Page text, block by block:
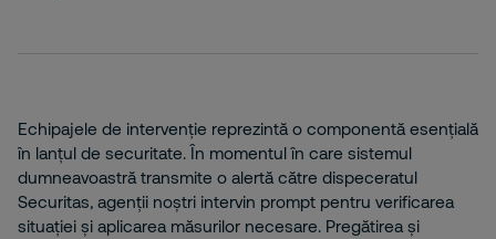
Echipajele de intervenție reprezintă o componentă esențială
în lanțul de securitate. În momentul în care sistemul
dumneavoastră transmite o alertă către dispeceratul
Securitas, agenții noștri intervin prompt pentru verificarea
situației și aplicarea măsurilor necesare. Pregătirea și